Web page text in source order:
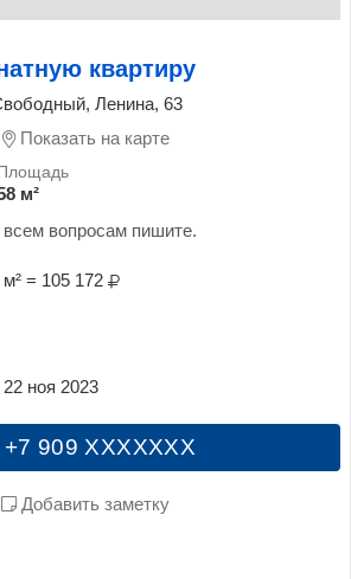
квартиру
Ленина, 63
Показать на карте
м²
вопросам пишите.
м² = 105 172
+7 909 XXXXXXX
Добавить заметку
22 ноя 2023